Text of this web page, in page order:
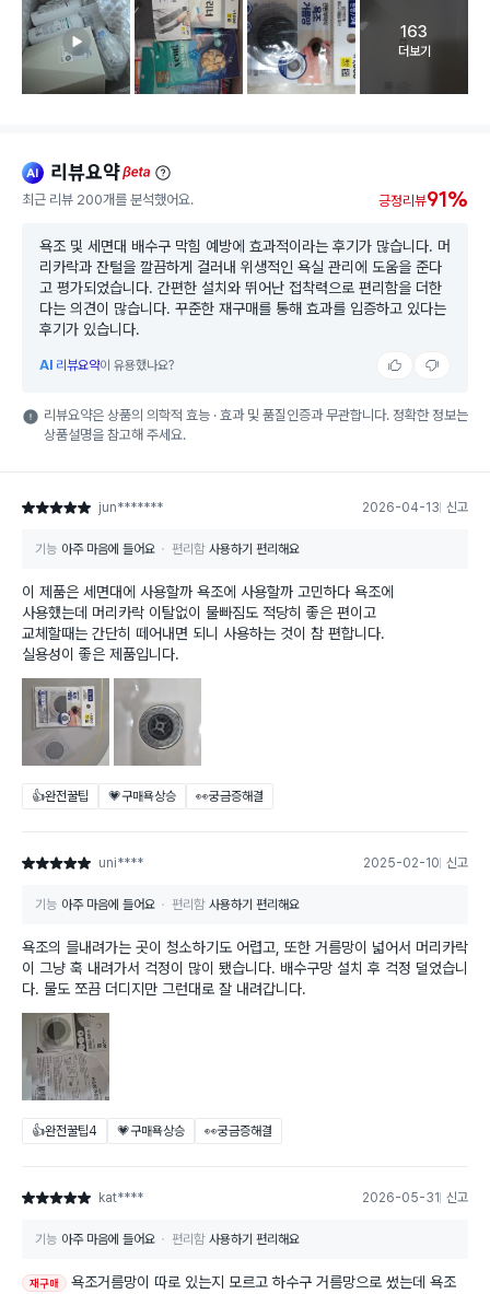
고객 리뷰
163
더보기
ai 리뷰요약beta
최근 리뷰 200개를 분석했어요. 긍정리뷰91%
욕조 및 세면대 배수구 막힘 예방에 효과적이라는 후기가 많습니다. 머
리카락과 잔털을 깔끔하게 걸러내 위생적인 욕실 관리에 도움을 준다
고 평가되었습니다. 간편한 설치와 뛰어난 접착력으로 편리함을 더한
다는 의견이 많습니다. 꾸준한 재구매를 통해 효과를 입증하고 있다는
후기가 있습니다.
AI 리뷰요약이 유용했나요?
리뷰요약은 상품의 의학적 효능 · 효과 및 품질인증과 무관합니다. 정확한 정보는
상품설명을 참고해 주세요.
별점 5점 jun******* 2026-04-13 신고
기능 아주 마음에 들어요 편리함 사용하기 편리해요
이 제품은 세면대에 사용할까 욕조에 사용할까 고민하다 욕조에
사용했는데 머리카락 이탈없이 물빠짐도 적당히 좋은 편이고
교체할때는 간단히 떼어내면 되니 사용하는 것이 참 편합니다.
실용성이 좋은 제품입니다.
👍완전꿀팁 💗구매욕상승 👀궁금증해결
별점 5점 uni**** 2025-02-10 신고
기능 아주 마음에 들어요 편리함 사용하기 편리해요
욕조의 믈내려가는 곳이 청소하기도 어렵고, 또한 거름망이 넓어서 머리카락
이 그냥 훅 내려가서 걱정이 많이 됐습니다. 배수구망 설치 후 걱정 덜었습니
다. 물도 쪼끔 더디지만 그런대로 잘 내려갑니다.
👍완전꿀팁4 💗구매욕상승 👀궁금증해결
별점 5점 kat**** 2026-05-31 신고
기능 아주 마음에 들어요 편리함 사용하기 편리해요
재구매
욕조거름망이 따로 있는지 모르고 하수구 거름망으로 썼는데 욕조